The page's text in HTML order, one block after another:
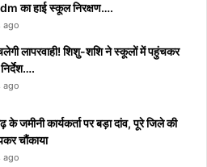
का हाई स्कूल निरक्षण….
ago
लापरवाही! शिशु-शशि ने स्कूलों में पहुंचकर
ago
जमीनी कार्यकर्ता पर बड़ा दांव, पूरे जिले की
चौंकाया
ago